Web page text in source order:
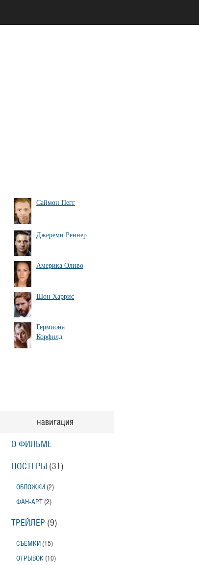
Саймон Пегг
Джереми Реннер
Америка Оливо
Шон Харрис
Гермиона
Корфилд
навигация
О ФИЛЬМЕ
ПОСТЕРЫ (31)
ОБЛОЖКИ (2)
ФАН-АРТ (2)
ТРЕЙЛЕР (9)
СЪЕМКИ (15)
ОТРЫВОК (10)